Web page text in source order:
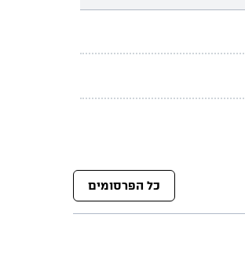
כל הפרסומים